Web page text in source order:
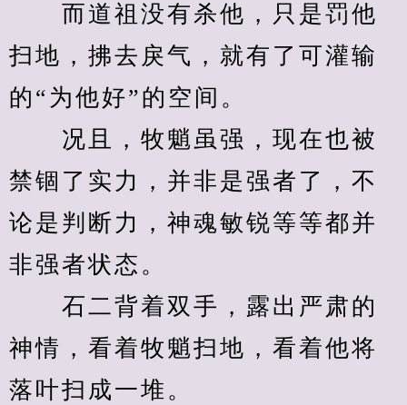
而道祖没有杀他，只是罚他
扫地，拂去戾气，就有了可灌输
的“为他好”的空间。
况且，牧魈虽强，现在也被
禁锢了实力，并非是强者了，不
论是判断力，神魂敏锐等等都并
非强者状态。
石二背着双手，露出严肃的
神情，看着牧魈扫地，看着他将
落叶扫成一堆。